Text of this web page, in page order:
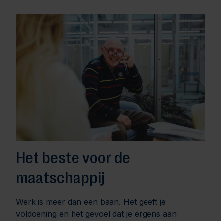
Het beste voor de
maatschappij
Werk is meer dan een baan. Het geeft je
voldoening en het gevoel dat je ergens aan